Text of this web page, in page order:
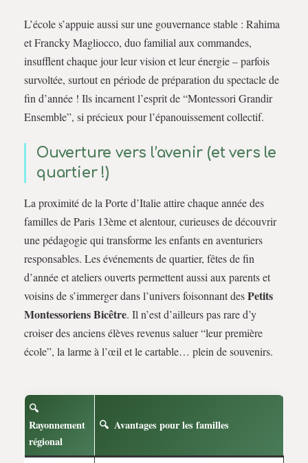
L’école s’appuie aussi sur une gouvernance stable : Rahima
et Francky Magliocco, duo familial aux commandes,
insufflent chaque jour leur vision et leur énergie – parfois
survoltée, surtout en période de préparation du spectacle de
fin d’année ! Ils incarnent l’esprit de “Montessori Grandir
Ensemble”, si précieux pour l’épanouissement collectif.
Ouverture vers l’avenir (et vers le
quartier !)
La proximité de la Porte d’Italie attire chaque année des
familles de Paris 13ème et alentour, curieuses de découvrir
une pédagogie qui transforme les enfants en aventuriers
responsables. Les événements de quartier, fêtes de fin
d’année et ateliers ouverts permettent aussi aux parents et
voisins de s’immerger dans l’univers foisonnant desPetits
Montessoriens Bicêtre. Il n’est d’ailleurs pas rare d’y
croiser des anciens élèves revenus saluer “leur première
école”, la larme à l’œil et le cartable… plein de souvenirs.
Rayonnement
régional
Avantages pour les familles